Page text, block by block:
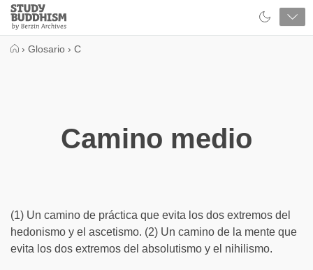
Close
Study
Buddhism
› Glosario › C
Camino medio
(1) Un camino de práctica que evita los dos extremos del
hedonismo y el ascetismo. (2) Un camino de la mente que
evita los dos extremos del absolutismo y el nihilismo.